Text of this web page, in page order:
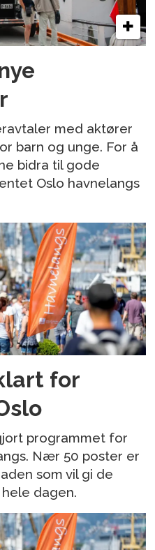
med aktører
barn og unge. For å
bidra til gode
Oslo havnelangs
for
programmet for
Nær 50 poster er
som vil gi de
dagen.